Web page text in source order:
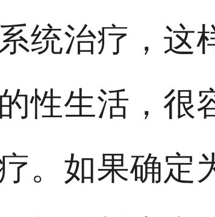
统治疗，这
性生活，很
。如果确定